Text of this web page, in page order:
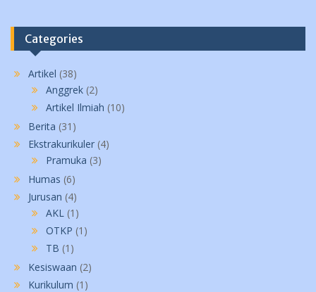
Categories
Artikel (38)
Anggrek (2)
Artikel Ilmiah (10)
Berita (31)
Ekstrakurikuler (4)
Pramuka (3)
Humas (6)
Jurusan (4)
AKL (1)
OTKP (1)
TB (1)
Kesiswaan (2)
Kurikulum (1)